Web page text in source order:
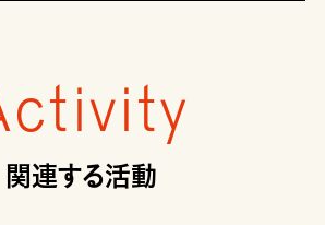
関連する活動